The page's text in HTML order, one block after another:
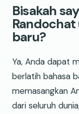
Bisakah
baru?
Ya, Anda dapat
berlatih bahasa
memasangkan
dari seluruh